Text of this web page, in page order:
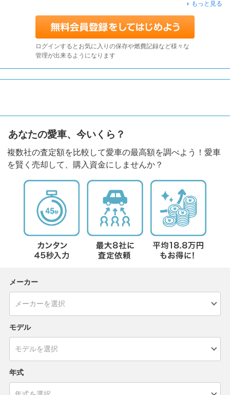
もっと見る
ログインするとお気に入りの保存や燃費記録など様々な
管理が出来るようになります
あなたの愛車、今いくら？
複数社の査定額を比較して愛車の最高額を調べよう！愛車
を賢く売却して、購入資金にしませんか？
メーカー
モデル
年式